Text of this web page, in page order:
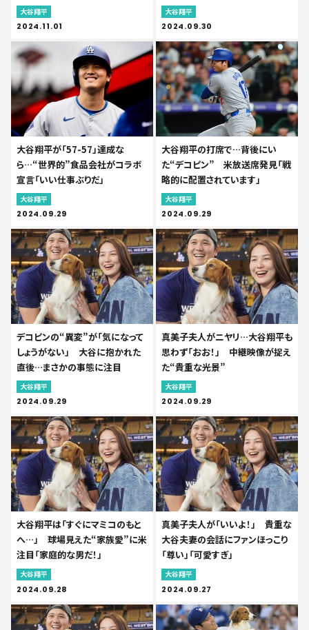
大谷翔平
2024.11.01
大谷翔平
2024.09.30
大谷翔平が「57-57」達成な
ら…“世界的”食品会社がコラボ
宣言「いい仕事ぶりだ」
大谷翔平
2024.09.29
大谷翔平の打席で…背後にい
た“デコピン” 米放送席発見「戦
略的に配置されています」
大谷翔平
2024.09.29
デコピンの“異変”が「気になって
しょうがない」 大谷に抱かれた
直後…まさかの事態に注目
大谷翔平
2024.09.29
真美子夫人がニヤリ…大谷翔平も
思わず「おお！」 中継映像が捉え
た“貴重な光景”
大谷翔平
2024.09.29
大谷翔平は「すぐにマミコのもと
へ…」 球場見えた“家族愛”に米
注目「家庭的な男だ！」
大谷翔平
2024.09.28
真美子夫人が「いいよ！」 貴重な
大谷夫妻の会話にファンほっこり
「尊い」「可愛すぎ」
大谷翔平
2024.09.27